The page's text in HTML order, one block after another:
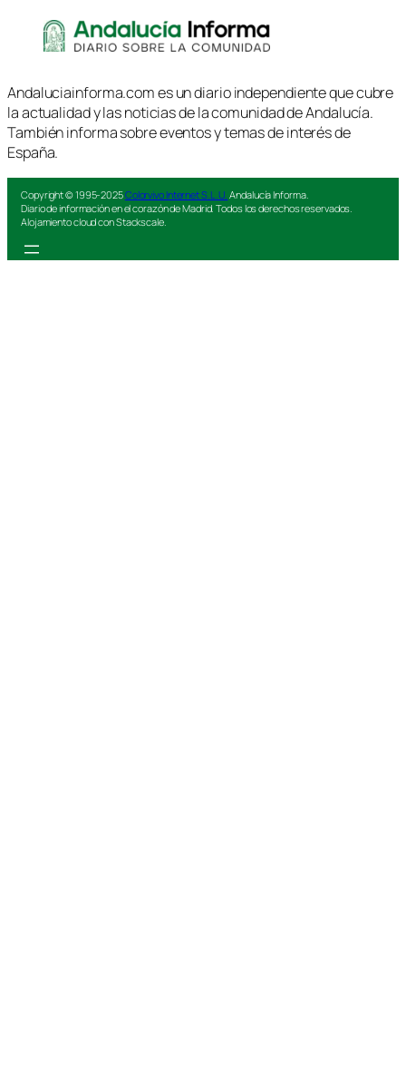
Andaluciainforma.com es un diario independiente que cubre
la actualidad y las noticias de la comunidad de Andalucía.
También informa sobre eventos y temas de interés de
España.
Copyright © 1995-2025Colorvivo Internet S.L.U. Andalucía Informa.
Diario de información en el corazón de Madrid. Todos los derechos reservados.
Alojamiento cloud con Stackscale.